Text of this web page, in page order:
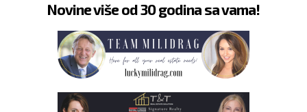
Novine više od 30 godina sa vama!